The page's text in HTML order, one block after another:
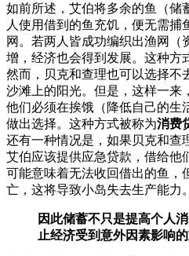
如前所述，艾伯将多余的鱼（储
人使用借到的鱼充饥，便无需捕
网。若两人皆成功编织出渔网（
增，经济也会得到发展。这种方
然而，贝克和查理也可以选择不
沙滩上的阳光。但是，这样一来
他们必须在挨饿（降低自己的生
做出选择。这种方式被称为消费
还有一种情况是，如果贝克和查
艾伯应该提供应急贷款，借给他
可能意味着无法收回借出的鱼，
亡，这将导致小岛失去生产能力
因此储蓄不只是提高个人
止经济受到意外因素影响的